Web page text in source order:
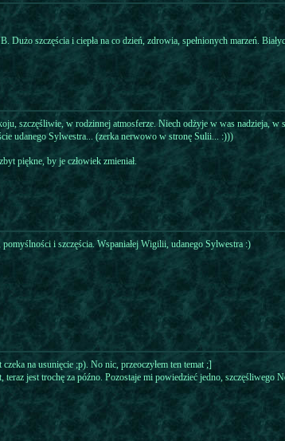
Dużo szczęścia i ciepła na co dzień, zdrowia, spełnionych marzeń.
szczęśliwie, w rodzinnej atmosferze. Niech odżyje w was nadzieja, w
udanego Sylwestra... (zerka nerwowo w stronę Sulii... :)))
piękne, by je człowiek zmieniał.
i szczęścia. Wspaniałej Wigilii, udanego Sylwestra :)
na usunięcie ;p). No nic, przeoczyłem ten temat ;]
teraz jest trochę za późno. Pozostaje mi powiedzieć jedno, szczęśliwego